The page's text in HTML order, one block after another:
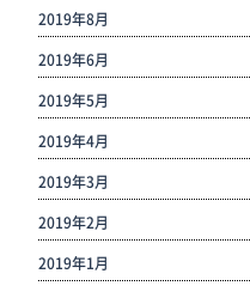
2019年8月
2019年6月
2019年5月
2019年4月
2019年3月
2019年2月
2019年1月